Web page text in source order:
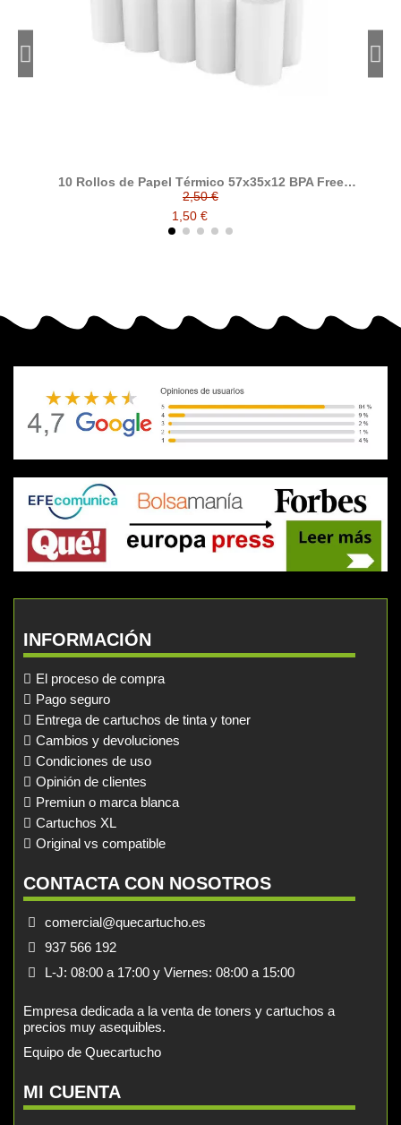
10 Rollos de Papel Térmico 57x35x12 BPA Free
FSCP para TPV y Datáfonos
2,50 €
1,50 €
INFORMACIÓN
El proceso de compra
Pago seguro
Entrega de cartuchos de tinta y toner
Cambios y devoluciones
Condiciones de uso
Opinión de clientes
Premiun o marca blanca
Cartuchos XL
Original vs compatible
CONTACTA CON NOSOTROS
comercial@quecartucho.es
937 566 192
L-J: 08:00 a 17:00 y Viernes: 08:00 a 15:00
Empresa dedicada a la venta de toners y cartuchos a
precios muy asequibles.
Equipo de Quecartucho
MI CUENTA